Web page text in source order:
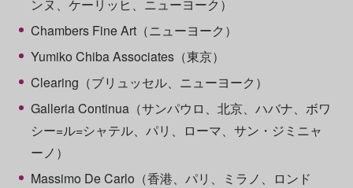
ンヌ、ケーリッヒ、ニューヨーク）
Chambers Fine Art（ニューヨーク）
Yumiko Chiba Associates（東京）
Clearing（ブリュッセル、ニューヨーク）
Galleria Continua（サンパウロ、北京、ハバナ、ボワ
シー=ル=シャテル、パリ、ローマ、サン・ジミニャ
ーノ）
Massimo De Carlo（香港、パリ、ミラノ、ロンド